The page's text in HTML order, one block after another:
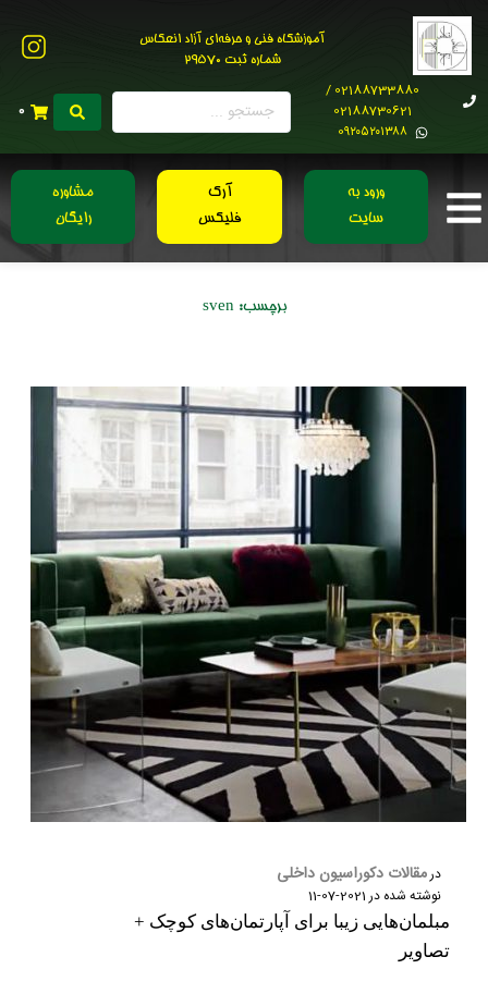
آموزشگاه فنی و حرفه‌ای آزاد انعکاس
شماره ثبت 29570
02188733880 /
02188730621
0۹۲۰۵۲۰۱۳۸۸
0
ورود به
سایت
آرک
فلیکس
مشاوره
رایگان
برچسب:sven
درمقالات دکوراسیون داخلی
نوشته شده در2021-07-11
مبلمان‌هایی زیبا برای آپارتمان‌های کوچک +
تصاویر